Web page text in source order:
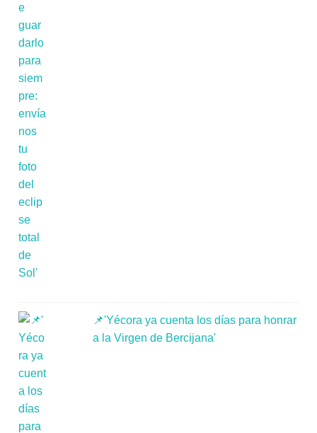
📌'Yécora ya cuenta los días para honrar
a la Virgen de Bercijana'